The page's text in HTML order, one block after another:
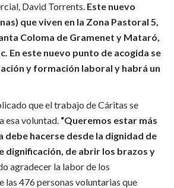
David Torrents. Este nuevo
que viven en la Zona Pastoral 5,
Coloma de Gramenet y Mataró,
En este nuevo punto de acogida se
y formación laboral y habrá un
que el trabajo de Cáritas se
esa voluntad. “Queremos estar más
debe hacerse desde la dignidad de
dignificación, de abrir los brazos y
agradecer la labor de los
las 476 personas voluntarias que